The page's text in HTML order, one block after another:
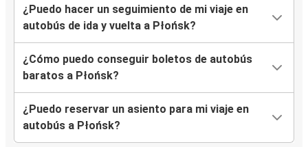
¿Puedo hacer un seguimiento de mi viaje en
autobús de ida y vuelta a Płońsk?
¿Cómo puedo conseguir boletos de autobús
baratos a Płońsk?
¿Puedo reservar un asiento para mi viaje en
autobús a Płońsk?